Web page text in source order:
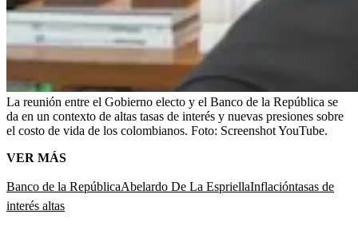
La reunión entre el Gobierno electo y el Banco de la República se
da en un contexto de altas tasas de interés y nuevas presiones sobre
el costo de vida de los colombianos. Foto: Screenshot YouTube.
VER MÁS
Banco de la RepúblicaAbelardo De La EspriellaInflacióntasas de
interés altas